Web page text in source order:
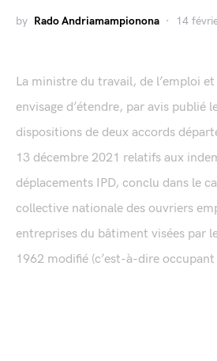
by Rado Andriamampionona 14
La ministre du travail, de l’emploi
envisage d’étendre, par avis publié
dispositions de deux accords
13 décembre 2021 relatifs aux
déplacements IPD, conclu dans le
collective nationale des ouvriers
entreprises du bâtiment visées par
1962 modifié (c’est-à-dire occupant